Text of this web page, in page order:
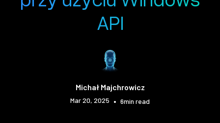
API
Michał Majchrowicz
Mar 20, 2025 • 6min read